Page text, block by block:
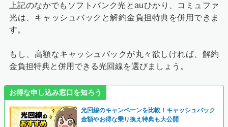
上記のなかでもソフトバンク光とauひかり、コミュファ
光は、キャッシュバックと解約金負担特典を併用できま
す。
もし、高額なキャッシュバックが丸々欲しければ、解約
金負担特典と併用できる光回線を選びましょう。
お得な申し込み窓口を知ろう
光回線のキャンペーンを比較！キャッシュバック
金額やお得な乗り換え特典も大公開